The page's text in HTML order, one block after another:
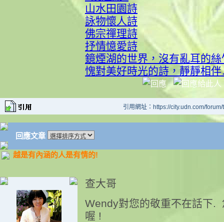
山水田園詩
詠物懷人詩
佛宗禪理詩
抒情憶愛詩
鏡煙湖的世界，沒有亂耳的
愧對美好時光的詩，靜靜相
引用網址：https://city.udn.com/
回應文章
越是有內涵的人是有情的!
查大哥
Wendy對您的敬重不在話下
喔 !